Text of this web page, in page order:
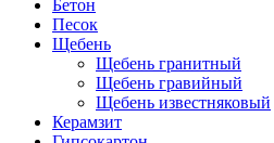
Бетон
Песок
Щебень
Щебень гранитный
Щебень гравийный
Щебень известняковый
Керамзит